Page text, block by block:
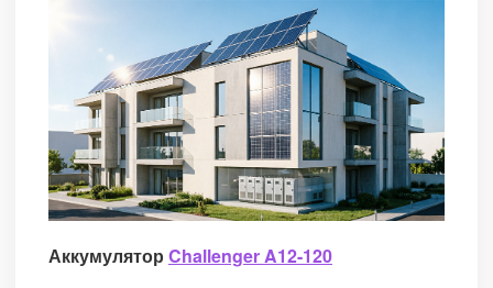
Аккумулятор Challenger A12-120